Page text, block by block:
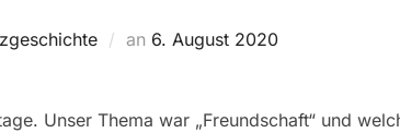
an Veröffentlicht
6. August 2020
Unser Thema war „Freundschaft“ und